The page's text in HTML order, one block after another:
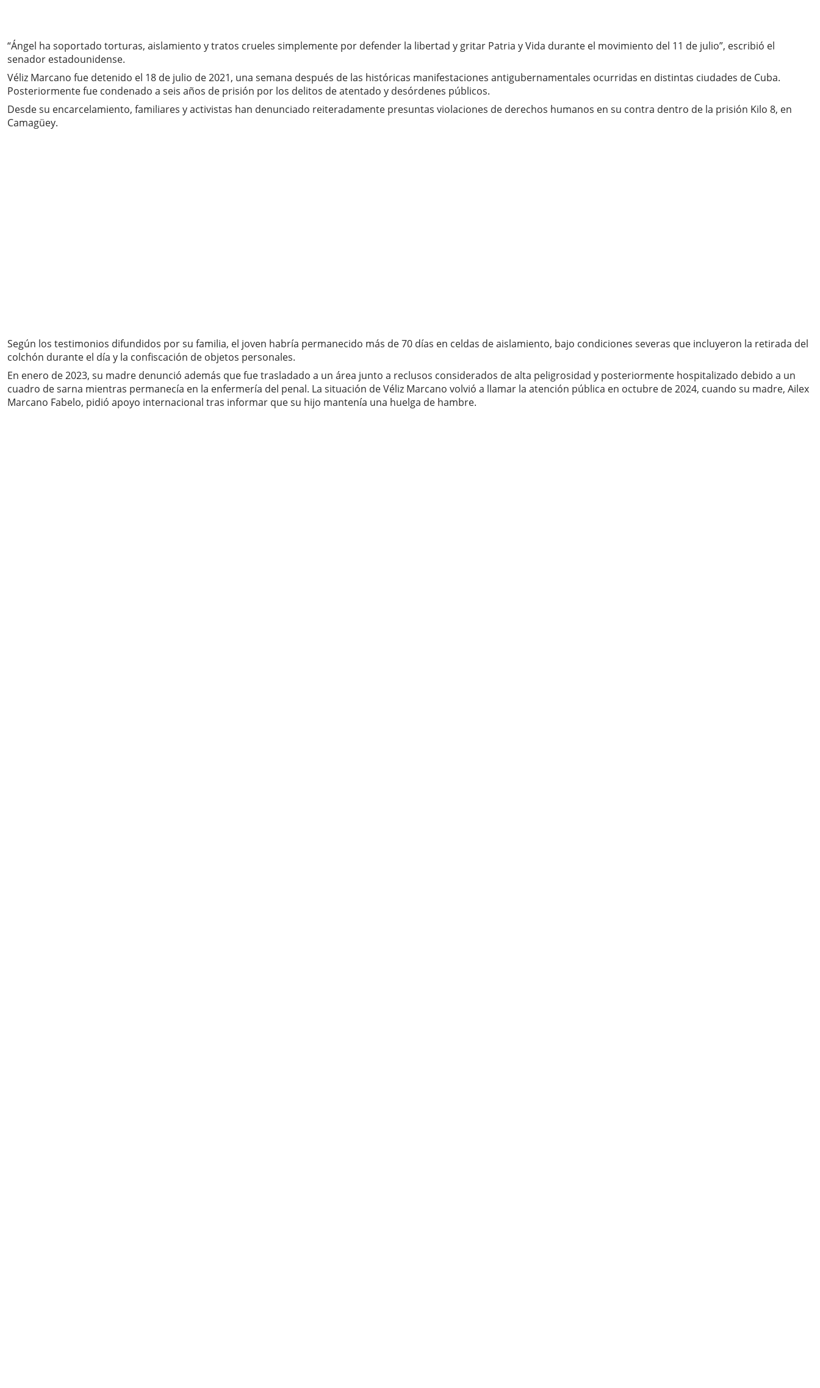
“Ángel ha soportado torturas, aislamiento y tratos crueles simplemente por defender la libertad y gritar Patria y Vida durante el movimiento del 11 de julio”, escribió el
senador estadounidense.
Véliz Marcano fue detenido el 18 de julio de 2021, una semana después de las históricas manifestaciones antigubernamentales ocurridas en distintas ciudades de Cuba.
Posteriormente fue condenado a seis años de prisión por los delitos de atentado y desórdenes públicos.
Desde su encarcelamiento, familiares y activistas han denunciado reiteradamente presuntas violaciones de derechos humanos en su contra dentro de la prisión Kilo 8, en
Camagüey.
Según los testimonios difundidos por su familia, el joven habría permanecido más de 70 días en celdas de aislamiento, bajo condiciones severas que incluyeron la retirada del
colchón durante el día y la confiscación de objetos personales.
En enero de 2023, su madre denunció además que fue trasladado a un área junto a reclusos considerados de alta peligrosidad y posteriormente hospitalizado debido a un
cuadro de sarna mientras permanecía en la enfermería del penal. La situación de Véliz Marcano volvió a llamar la atención pública en octubre de 2024, cuando su madre, Ailex
Marcano Fabelo, pidió apoyo internacional tras informar que su hijo mantenía una huelga de hambre.